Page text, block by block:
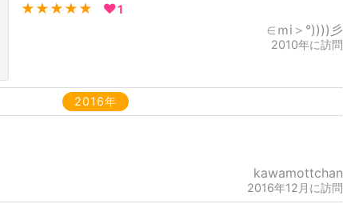
★★★★★ 1
∈ｍi＞°))))彡
2010年に訪問
2016年
kawamottchan
2016年12月に訪問